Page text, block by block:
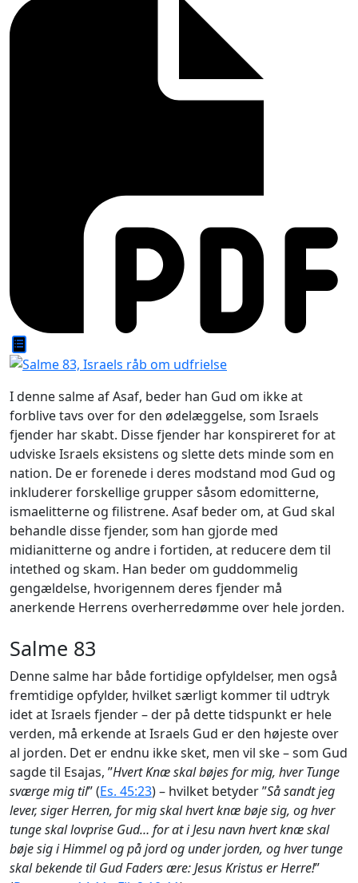
I denne salme af Asaf, beder han Gud om ikke at
forblive tavs over for den ødelæggelse, som Israels
fjender har skabt. Disse fjender har konspireret for at
udviske Israels eksistens og slette dets minde som en
nation. De er forenede i deres modstand mod Gud og
inkluderer forskellige grupper såsom edomitterne,
ismaelitterne og filistrene. Asaf beder om, at Gud skal
behandle disse fjender, som han gjorde med
midianitterne og andre i fortiden, at reducere dem til
intethed og skam. Han beder om guddommelig
gengældelse, hvorigennem deres fjender må
anerkende Herrens overherredømme over hele jorden.
Salme 83
Denne salme har både fortidige opfyldelser, men også
fremtidige opfylder, hvilket særligt kommer til udtryk
idet at Israels fjender – der på dette tidspunkt er hele
verden, må erkende at Israels Gud er den højeste over
al jorden. Det er endnu ikke sket, men vil ske – som Gud
sagde til Esajas, ”Hvert Knæ skal bøjes for mig, hver Tunge
sværge mig til” (Es. 45:23) – hvilket betyder ”Så sandt jeg
lever, siger Herren, for mig skal hvert knæ bøje sig, og hver
tunge skal lovprise Gud… for at i Jesu navn hvert knæ skal
bøje sig i Himmel og på jord og under jorden, og hver tunge
skal bekende til Gud Faders ære: Jesus Kristus er Herre!”